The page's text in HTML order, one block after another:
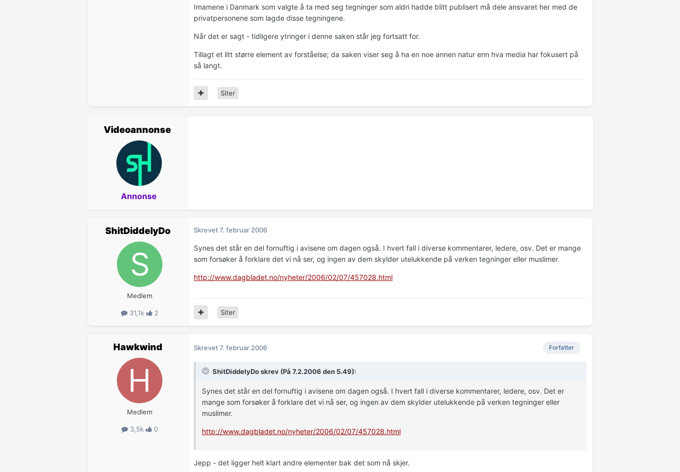
Imamene i Danmark som valgte å ta med seg tegninger som aldri hadde blitt publisert må dele ansvaret her med de
privatpersonene som lagde disse tegningene.
Når det er sagt - tidligere ytringer i denne saken står jeg fortsatt for.
Tillagt et litt større element av forståelse; da saken viser seg å ha en noe annen natur enn hva media har fokusert på
så langt.
Siter
Videoannonse
Annonse
ShitDiddelyDo
Medlem
31,1k 2
Skrevet7. februar 2006
Synes det står en del fornuftig i avisene om dagen også. I hvert fall i diverse kommentarer, ledere, osv. Det er mange
som forsøker å forklare det vi nå ser, og ingen av dem skylder utelukkende på verken tegninger eller muslimer.
http://www.dagbladet.no/nyheter/2006/02/07/457028.html
Siter
Hawkwind
Medlem
3,5k 0
Forfatter
Skrevet7. februar 2006
ShitDiddelyDo skrev (På 7.2.2006 den 5.49):
Synes det står en del fornuftig i avisene om dagen også. I hvert fall i diverse kommentarer, ledere, osv. Det er
mange som forsøker å forklare det vi nå ser, og ingen av dem skylder utelukkende på verken tegninger eller
muslimer.
http://www.dagbladet.no/nyheter/2006/02/07/457028.html
Jepp - det ligger helt klart andre elementer bak det som nå skjer.